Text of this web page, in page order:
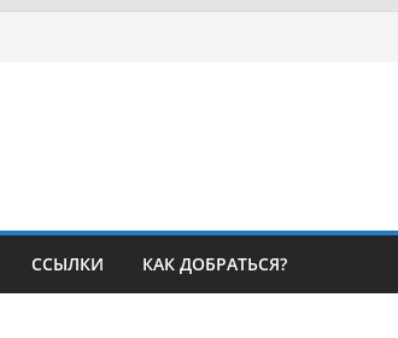
ССЫЛКИ КАК ДОБРАТЬСЯ?